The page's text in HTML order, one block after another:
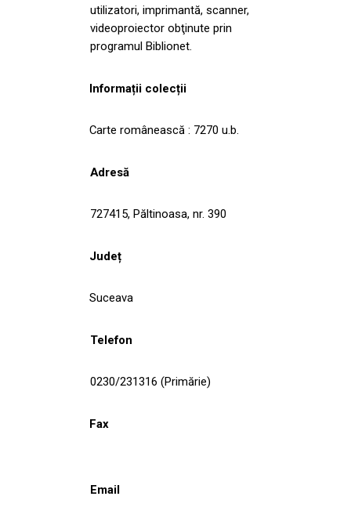
utilizatori, imprimantă, scanner,
videoproiector obţinute prin
programul Biblionet.
Informații colecții
Carte românească : 7270 u.b.
Adresă
727415, Păltinoasa, nr. 390
Județ
Suceava
Telefon
0230/231316 (Primărie)
Fax
Email